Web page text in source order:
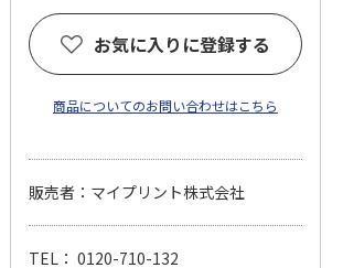
お気に入りに登録する
商品についてのお問い合わせはこちら
販売者：マイプリント株式会社
TEL： 0120-710-132